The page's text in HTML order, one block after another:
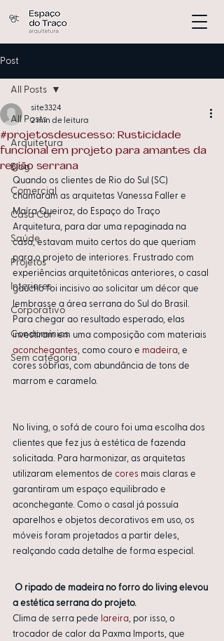
Post
All Posts
Arquitetura
Blog
Comercial
Casa Cor
Saúde
Projetos
Interiores
Corporativo
Condomínios
Sem categoria
All Posts
#projetosdesucesso: Rusticidade
funcional em projeto para amantes da
região serrana
site3324
2 min de leitura
Quando os clientes de Rio do Sul (SC)
chamaram as arquitetas Vanessa Faller e
Maíra Queiroz, do Espaço do Traço
Arquitetura, para dar uma repaginada na
casa, estavam muito certos do que queriam
para o projeto de interiores. Frustrado com
experiências arquitetônicas anteriores, o casal
gaúcho foi incisivo ao solicitar um décor que
lembrasse a área serrana do Sul do Brasil.
Para chegar ao resultado esperado, elas
investiram em uma composição com materiais
aconchegantes, como couro e madeira, e
cores sóbrias, com abundância de tons de
marrom e caramelo.
No living, o sofá de couro foi uma escolha dos
clientes que fez jus à estética de fazenda
solicitada. Para harmonizar, as arquitetas
utilizaram elementos de cores mais claras e
garantiram um espaço equilibrado e
aconchegante. Como o casal já possuía
aparelhos e objetos decorativos em uso, os
móveis foram projetados a partir deles,
realçando cada detalhe de forma especial.
O ripado de madeira no forro do living elevou
a estética serrana do projeto.
Clima de serra pede lareira, por isso, o
trocador de calor da Paxma Imports, que